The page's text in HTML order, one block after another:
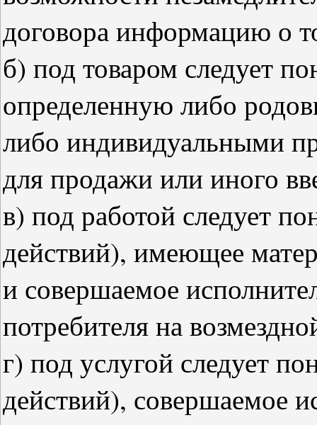
договора информацию о
б) под товаром следует
определенную либо
либо индивидуальными
для продажи или иного
в) под работой следует
действий), имеющее
и совершаемое
потребителя на
г) под услугой следует
действий), совершаемое